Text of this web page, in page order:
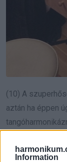
Information
(10) A
aztán ha éppen